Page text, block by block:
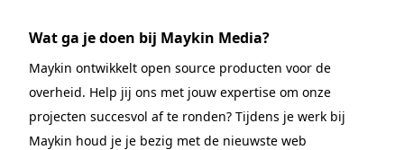
Wat ga je doen bij Maykin Media?
Maykin ontwikkelt open source producten voor de
overheid. Help jij ons met jouw expertise om onze
projecten succesvol af te ronden? Tijdens je werk bij
Maykin houd je je bezig met de nieuwste web